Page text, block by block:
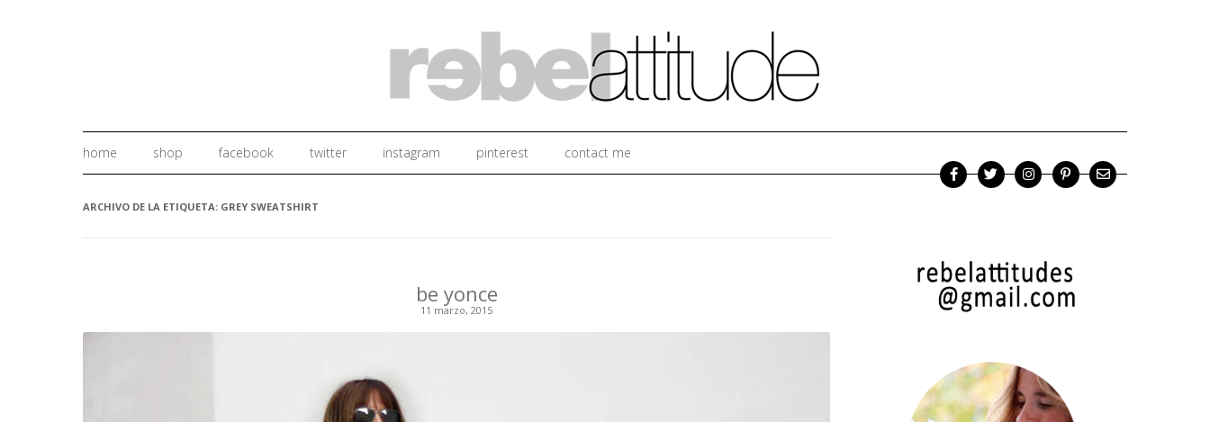
Ir al contenido
home
shop facebook twitter instagram pinterest contact me
ARCHIVO DE LA ETIQUETA: GREY SWEATSHIRT
be yonce
11 marzo, 2015